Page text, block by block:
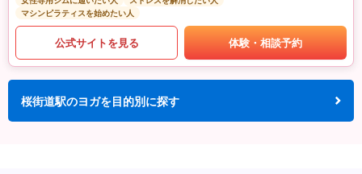
マシンピラティスを始めたい人
公式サイトを見る 体験・相談予約
桜街道駅のヨガを目的別に探す